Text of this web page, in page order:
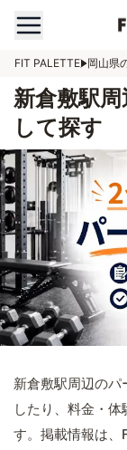
FIT PALETTE 岡山県
新倉敷駅
して探す
新倉敷駅周辺の
したり、料金・
す。掲載情報は、